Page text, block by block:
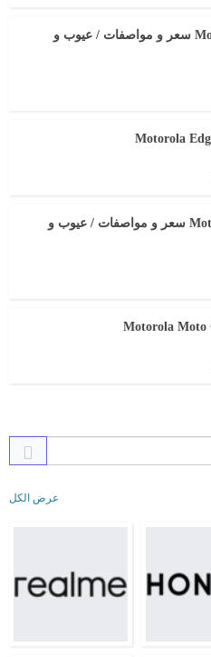
Motorola Razr 60 Ultra سعر و مواصفات / عيوب و
Motorola Edge 60 Stylus سعر و مواصفات / عيوب و
عرض الكل